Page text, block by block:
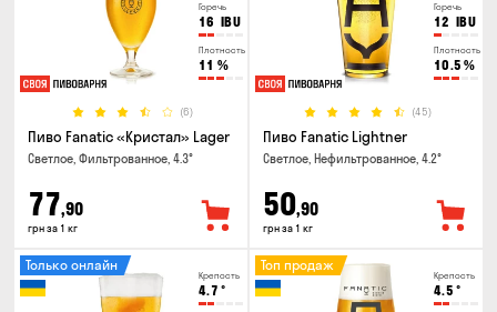
Горечь
16 IBU
Плотность
11 %
(6)
Пиво Fanatic «Кристал» Lager
Светлое, Фильтрованное, 4.3°
77,90
грн за 1 кг
Горечь
12 IBU
Плотность
10.5 %
(45)
Пиво Fanatic Lightner
Светлое, Нефильтрованное, 4.2°
50,90
грн за 1 кг
Крепость
4.7 °
Только онлайн
Крепость
4.5 °
Топ продаж